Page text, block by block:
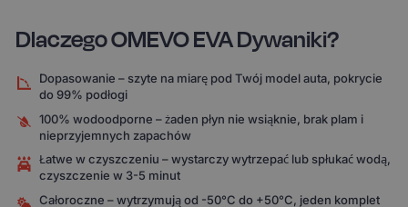
Dlaczego OMEVO EVA Dywaniki?
Dopasowanie – szyte na miarę pod Twój model auta, pokrycie
do 99% podłogi
100% wodoodporne – żaden płyn nie wsiąknie, brak plam i
nieprzyjemnych zapachów
Łatwe w czyszczeniu – wystarczy wytrzepać lub spłukać wodą,
czyszczenie w 3-5 minut
Całoroczne – wytrzymują od -50°C do +50°C, jeden komplet